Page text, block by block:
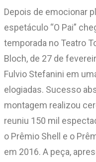
Depois de emocionar
espetáculo “O Pai”
temporada no Teatro
Bloch, de 27 de
Fulvio Stefanini em
elogiadas. Sucesso
montagem realizou
reuniu 150 mil
o Prêmio Shell e o
em 2016. A peça,